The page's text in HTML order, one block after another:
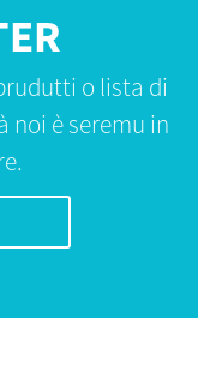
o lista di
noi è seremu in